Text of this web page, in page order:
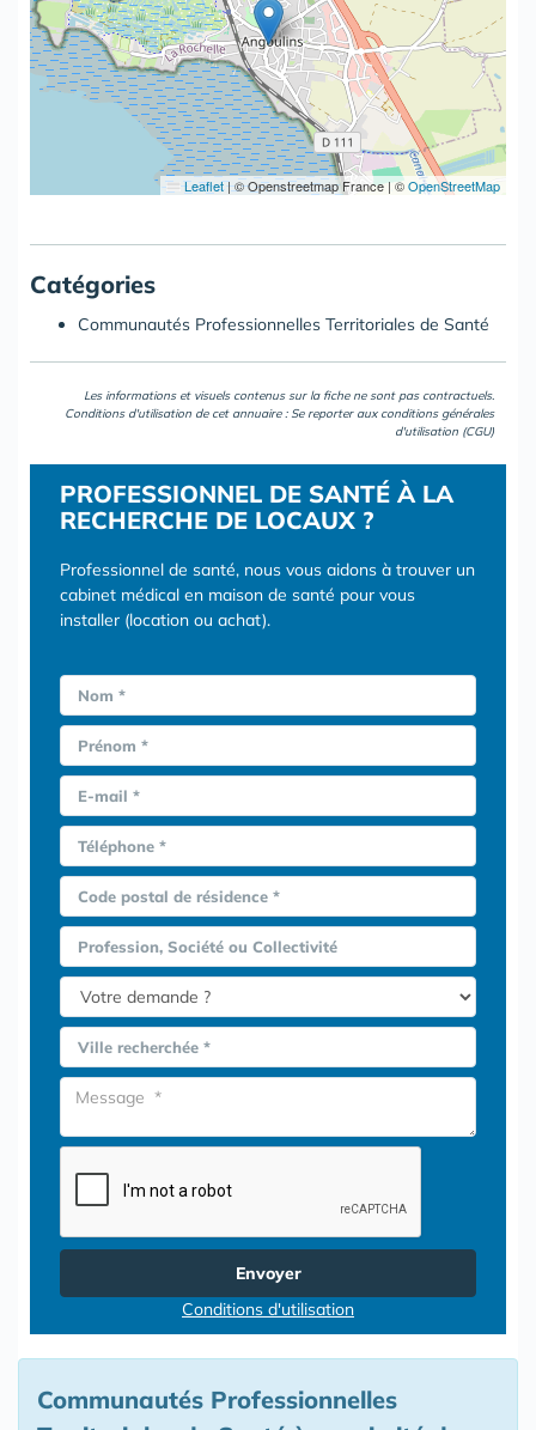
Leaflet|© Openstreetmap France | ©OpenStreetMap
Catégories
Communautés Professionnelles Territoriales de Santé
Les informations et visuels contenus sur la fiche ne sont pas contractuels.
Conditions d'utilisation de cet annuaire : Se reporter aux conditions générales
d'utilisation (CGU)
PROFESSIONNEL DE SANTÉ À LA
RECHERCHE DE LOCAUX ?
Professionnel de santé, nous vous aidons à trouver un
cabinet médical en maison de santé pour vous
installer (location ou achat).
Nom *
Prénom *
E-mail *
Téléphone *
Code postal de résidence *
Profession, Société ou Collectivité
Ville recherchée *
Envoyer
Conditions d'utilisation
Communautés Professionnelles